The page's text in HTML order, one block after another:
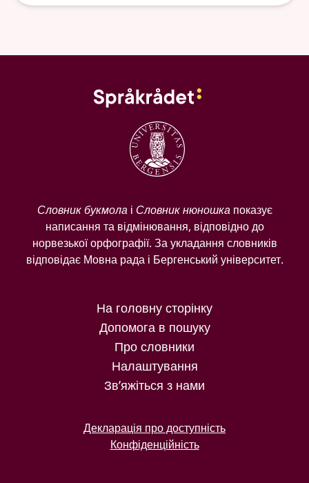
Словник букмолаі Словник нюношкапоказує
написання та відмінювання, відповідно до
норвезької орфографії. За укладання словників
відповідає Мовна рада і Бергенський університет.
На головну сторінку
Допомога в пошуку
Про словники
Налаштування
Зв’яжіться з нами
Декларація про доступність
Конфіденційність